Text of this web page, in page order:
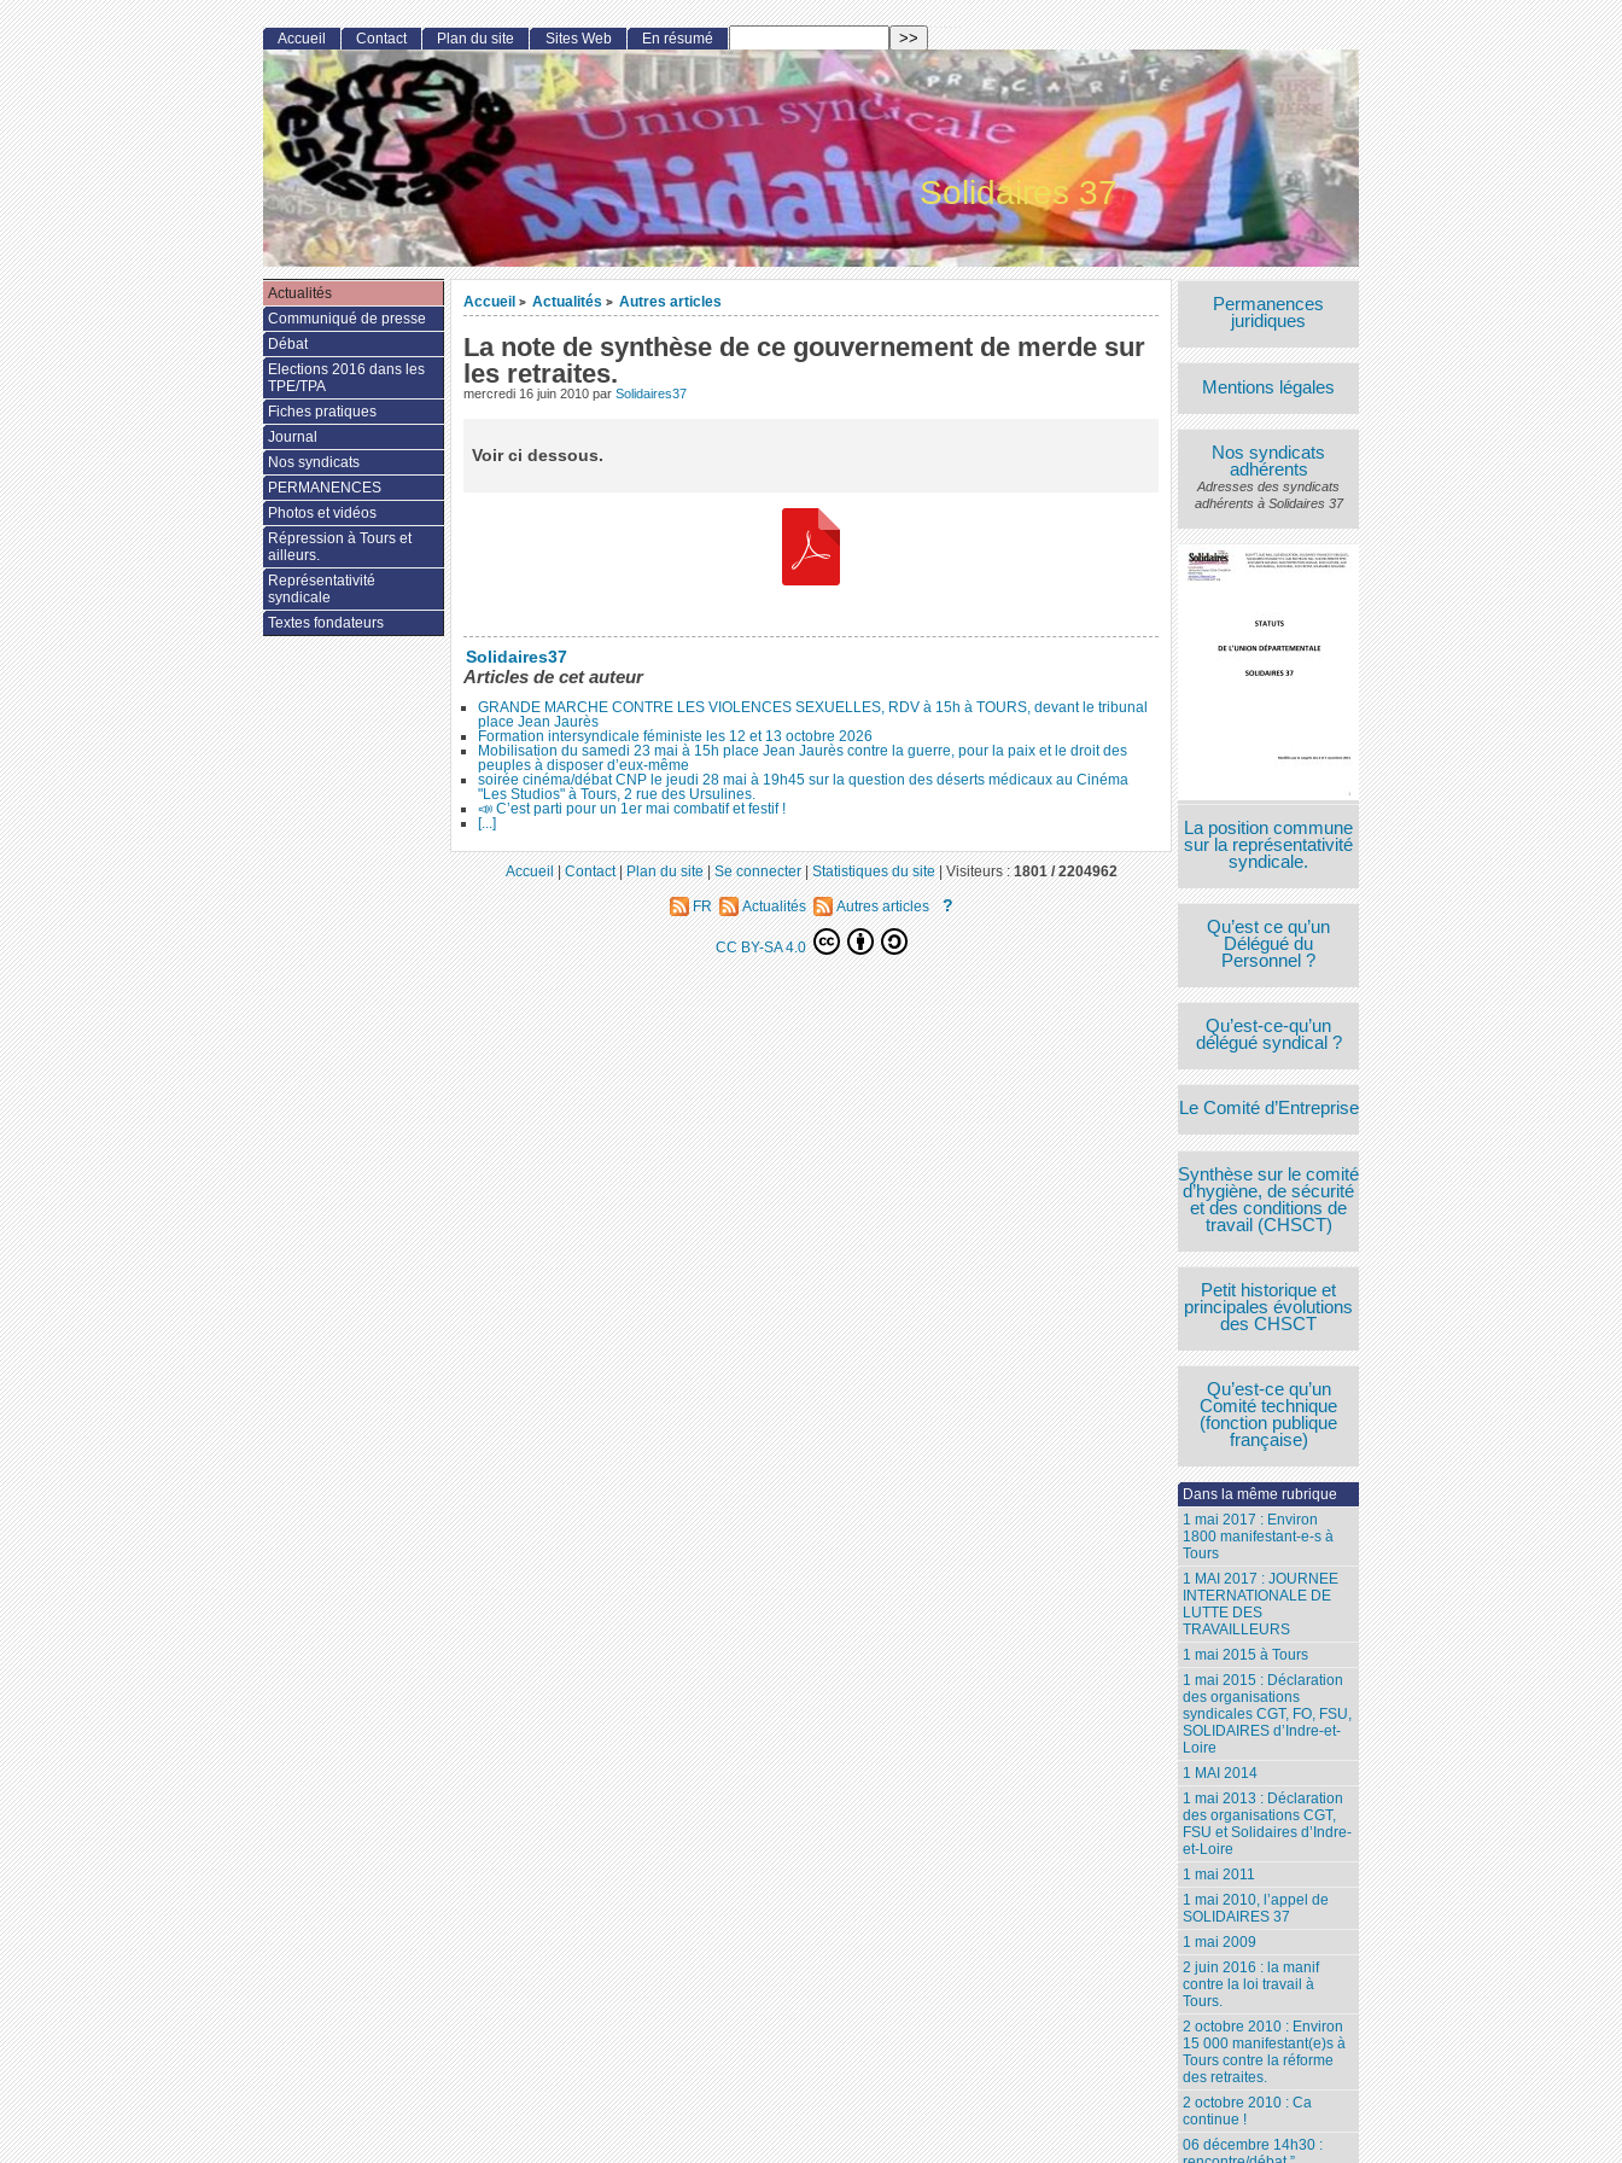
Solidaires 37
Accueil > Actualités > Autres articles
La note de synthèse de ce gouvernement de merde sur
les retraites.
mercredi 16 juin 2010 par Solidaires37
Voir ci dessous.
Solidaires37
Articles de cet auteur
GRANDE MARCHE CONTRE LES VIOLENCES SEXUELLES, RDV à 15h à TOURS, devant le tribunal
place Jean Jaurès
Formation intersyndicale féministe les 12 et 13 octobre 2026
Mobilisation du samedi 23 mai à 15h place Jean Jaurès contre la guerre, pour la paix et le droit des
peuples à disposer d’eux-même
soirée cinéma/débat CNP le jeudi 28 mai à 19h45 sur la question des déserts médicaux au Cinéma
"Les Studios" à Tours, 2 rue des Ursulines.
📣 C’est parti pour un 1er mai combatif et festif !
[...]
Permanences
juridiques
Mentions légales
Nos syndicats
adhérents
Adresses des syndicats
adhérents à Solidaires 37
La position commune
sur la représentativité
syndicale.
Qu’est ce qu’un
Délégué du
Personnel ?
Qu’est-ce-qu’un
délégué syndical ?
Le Comité d’Entreprise
Synthèse sur le comité
d’hygiène, de sécurité
et des conditions de
travail (CHSCT)
Petit historique et
principales évolutions
des CHSCT
Qu’est-ce qu’un
Comité technique
(fonction publique
française)
Dans la même rubrique
1 mai 2017 : Environ
1800 manifestant-e-s à
Tours
1 MAI 2017 : JOURNEE
INTERNATIONALE DE
LUTTE DES
TRAVAILLEURS
1 mai 2015 à Tours
1 mai 2015 : Déclaration
des organisations
syndicales CGT, FO, FSU,
SOLIDAIRES d’Indre-et-
Loire
1 MAI 2014
1 mai 2013 : Déclaration
des organisations CGT,
FSU et Solidaires d’Indre-
et-Loire
1 mai 2011
1 mai 2010, l’appel de
SOLIDAIRES 37
1 mai 2009
2 juin 2016 : la manif
contre la loi travail à
Tours.
2 octobre 2010 : Environ
15 000 manifestant(e)s à
Tours contre la réforme
des retraites.
2 octobre 2010 : Ca
continue !
06 décembre 14h30 :
Accueil Contact Plan du site Sites Web En résumé
Actualités
Communiqué de presse
Débat
Elections 2016 dans les
TPE/TPA
Fiches pratiques
Journal
Nos syndicats
PERMANENCES
Photos et vidéos
Répression à Tours et
ailleurs.
Représentativité
syndicale
Textes fondateurs
Accueil|Contact|Plan du site|Se connecter|Statistiques du site|Visiteurs :1801 / 2204962
FR Actualités Autres articles ?
CC BY-SA 4.0